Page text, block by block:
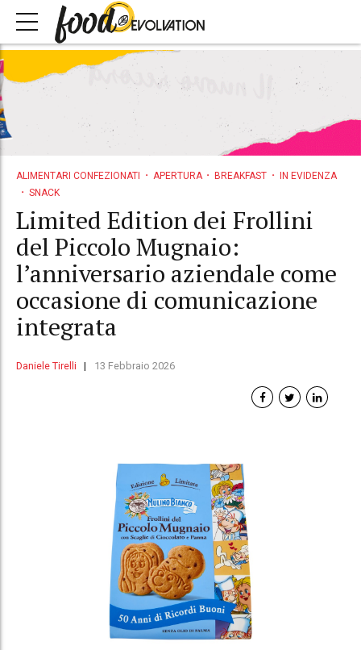
ALIMENTARI CONFEZIONATI APERTURA BREAKFAST
IN EVIDENZA
SNACK
Limited Edition dei Frollini
del Piccolo Mugnaio:
l’anniversario aziendale come
occasione di comunicazione
integrata
Daniele Tirelli 13 Febbraio 2026